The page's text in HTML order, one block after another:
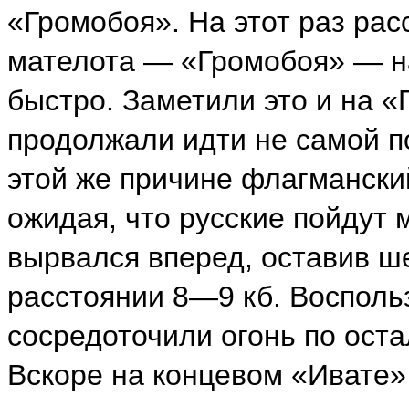
«Громобоя». На этот раз
мателота — «Громобоя» —
быстро. Заметили это и на
продолжали идти не самой
этой же причине
ожидая, что русские
вырвался вперед, оставив
расстоянии 8—9 кб.
сосредоточили огонь по
Вскоре на концевом